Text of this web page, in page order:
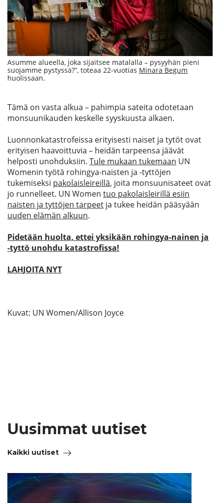
Asumme alueella, joka sijaitsee matalalla – pysyyhän pieni
suojamme pystyssä?”, toteaa 22-vuotias Minara Begum
huolissaan.
Tämä on vasta alkua – pahimpia sateita odotetaan
monsuunikauden keskelle syyskuusta alkaen.
Luonnonkatastrofeissa erityisesti naiset ja tytöt ovat
erityisen haavoittuvia – heidän tarpeensa jäävät
helposti unohduksiin. Tule mukaan tukemaan UN
Womenin työtä rohingya-naisten ja -tyttöjen
tukemiseksi pakolaisleireillä, joita monsuunisateet ovat
jo runnelleet. UN Women tuo pakolaisleirillä esiin
naisten ja tyttöjen tarpeet ja tukee heidän pääsyään
uuden elämän alkuun.
Pidetään huolta, ettei yksikään rohingya-nainen ja
-tyttö unohdu katastrofissa!
LAHJOITA NYT
Kuvat: UN Women/Allison Joyce
Uusimmat uutiset
Kaikki uutiset